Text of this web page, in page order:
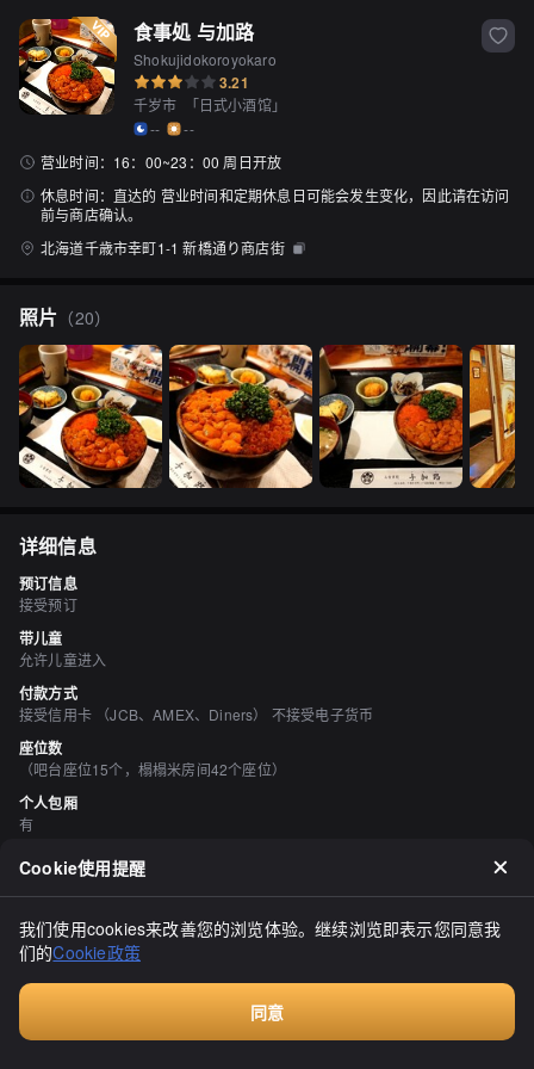
食事処 与加路
Shokujidokoroyokaro
3.21
千岁市 「日式小酒馆」
--
--
营业时间： 16：00~23：00 周日开放
休息时间： 直达的 营业时间和定期休息日可能会发生变化，因此请在访问
前与商店确认。
北海道千歳市幸町1-1 新橋通り商店街
照片 （20）
详细信息
预订信息
接受预订
带儿童
允许儿童进入
付款方式
接受信用卡 （JCB、AMEX、Diners） 不接受电子货币
座位数
（吧台座位15个，榻榻米房间42个座位）
个人包厢
有
吸烟与禁烟
所有座位均禁止吸烟
有
空间与设备
宁静的空间、有吧台座位、有掘地式桌席
有日本清酒、有烧酒、有葡萄酒
Cookie使用提醒
我们使用cookies来改善您的浏览体验。继续浏览即表示您同意我
们的Cookie政策
同意